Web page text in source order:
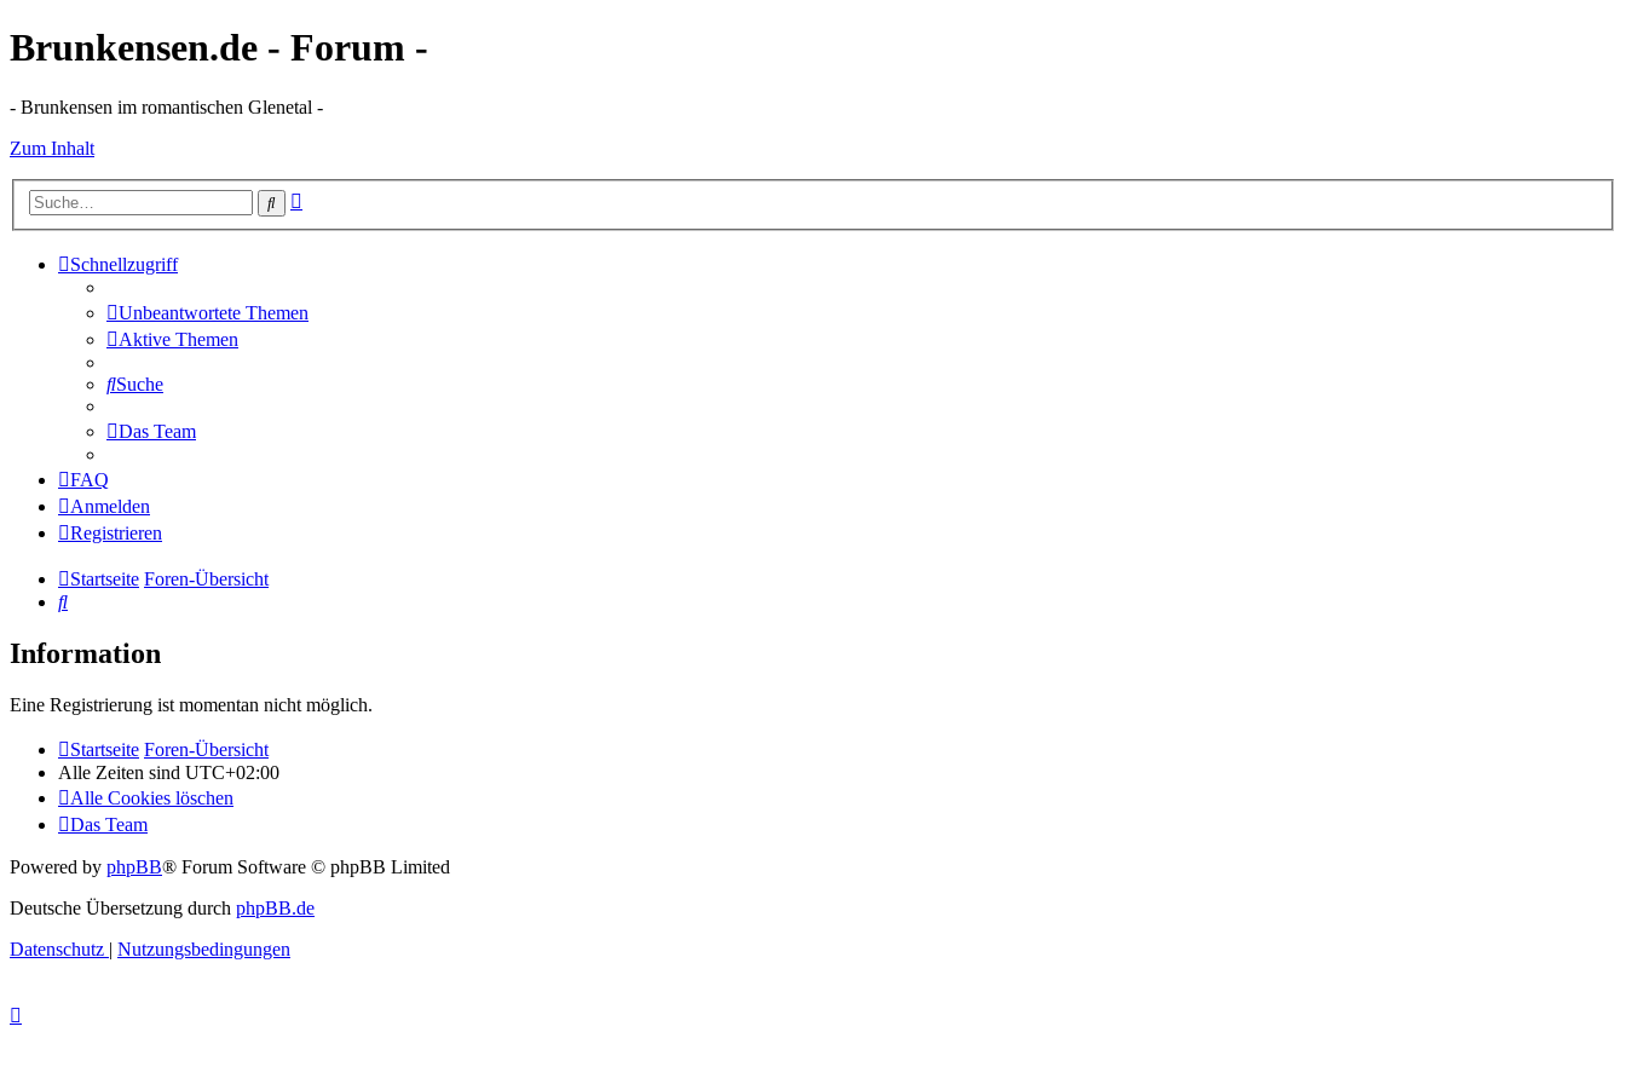
Brunkensen.de - Forum -
- Brunkensen im romantischen Glenetal -
Zum Inhalt
Suche
Schnellzugriff
Unbeantwortete Themen
Aktive Themen
Suche
Das Team
FAQ
Anmelden
Registrieren
Startseite Foren-Übersicht
Suche
Information
Eine Registrierung ist momentan nicht möglich.
Startseite Foren-Übersicht
Alle Zeiten sind UTC+02:00
Alle Cookies löschen
Das Team
Powered by phpBB® Forum Software © phpBB Limited
Deutsche Übersetzung durch phpBB.de
Datenschutz | Nutzungsbedingungen